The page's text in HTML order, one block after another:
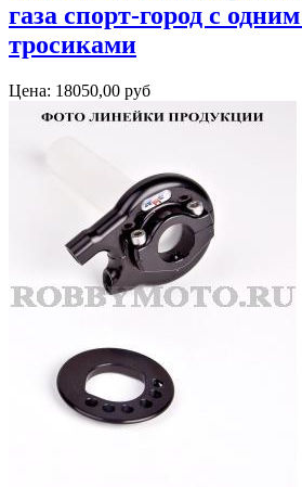
газа спорт-город с
тросиками
Цена: 18050,00 руб